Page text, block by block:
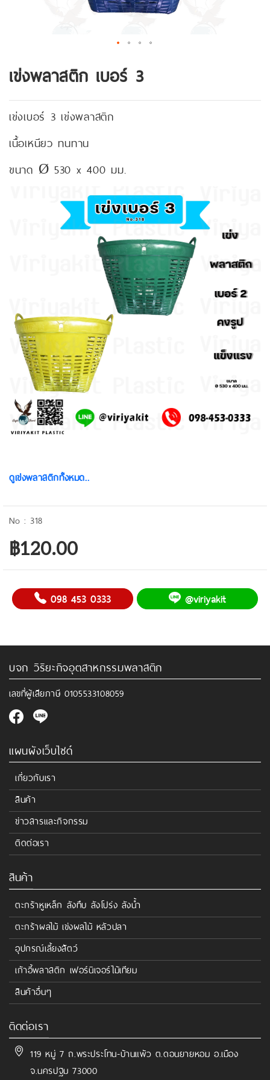
เข่งพลาสติก เบอร์ 3
เข่งเบอร์ 3 เข่งพลาสติก
เนื้อเหนียว ทนทาน
ขนาด Ø 530 x 400 มม.
ดูเข่งพลาสติกทั้งหมด..
฿120.00
318
098 453 0333 @viriyakit
บจก วิริยะกิจอุตสาหกรรมพลาสติก
เลขที่ผู้เสียภาษี0105533108059
แผนผังเว็บไซด์
เกี่ยวกับเรา
สินค้า
ข่าวสารและกิจกรรม
ติดต่อเรา
สินค้า
ตะกร้าหูเหล็ก ลังทึบ ลังโปร่ง ลังน้ำ
ตะกร้าผลไม้ เข่งผลไม้ หลัวปลา
อุปกรณ์เลี้ยงสัตว์
เก้าอี้พลาสติก เฟอร์นิเจอร์ไม้เทียม
สินค้าอื่นๆ
ติดต่อเรา
119 หมู่ 7 ถ.พระประโทน-บ้านแพ้ว ต.ดอนยายหอม อ.เมือง
จ.นครปฐม 73000